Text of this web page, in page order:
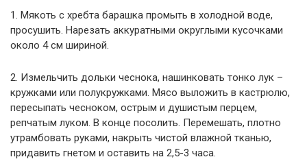
1. Мякоть с хребта барашка промыть в холодной воде,
просушить. Нарезать аккуратными округлыми кусочками
около 4 см шириной.
2. Измельчить дольки чеснока, нашинковать тонко лук –
кружками или полукружками. Мясо выложить в кастрюлю,
пересыпать чесноком, острым и душистым перцем,
репчатым луком. В конце посолить. Перемешать, плотно
утрамбовать руками, накрыть чистой влажной тканью,
придавить гнетом и оставить на 2,5-3 часа.